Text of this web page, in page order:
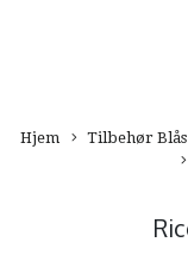
Hjem Tilbehør Blås